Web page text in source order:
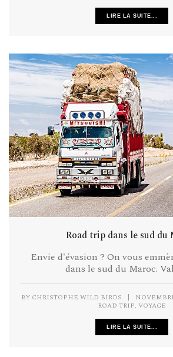
LIRE LA SUITE...
Road trip dans le sud du
Envie d'évasion ? On vous
dans le sud du Maroc.
BY CHRISTOPHE WILD BIRDS |
ROAD TRIP, VOYAGE
LIRE LA SUITE...